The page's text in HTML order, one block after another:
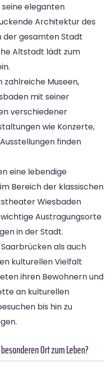
eleganten
Architektur des
der gesamten Stadt
Altstadt lädt zum
Museen,
mit seiner
verschiedener
wie Konzerte,
finden
eine lebendige
Bereich der klassischen
Wiesbaden
Austragungsorte
in der Stadt.
als auch
kulturellen Vielfalt
ihren Bewohnern und
an kulturellen
bis hin zu
Ort zum Leben?